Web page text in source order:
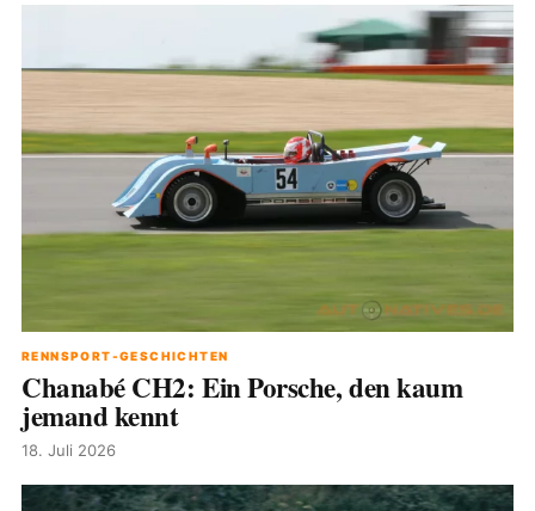
RENNSPORT-GESCHICHTEN
Chanabé CH2: Ein Porsche, den kaum
jemand kennt
18. Juli 2026